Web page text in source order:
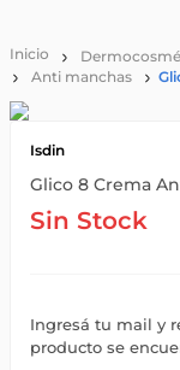
Anti manchas
Isdin
Glico 8 Crema
Sin Stock
Ingresá tu mail y
producto se